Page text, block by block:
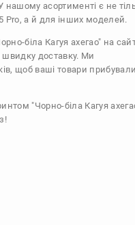
нашому асортименті є не
Pro, а й для інших моделей.
біла Кагуя ахегао" на
швидку доставку. Ми
щоб ваші товари
"Чорно-біла Кагуя